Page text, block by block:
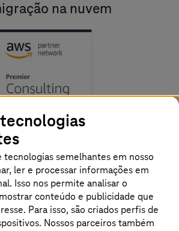
na nuvem
tecnologias semelhantes em nosso
ler e processar informações em
Isso nos permite analisar o
conteúdo e publicidade que
Para isso, são criados perfis de
Nossos parceiros também